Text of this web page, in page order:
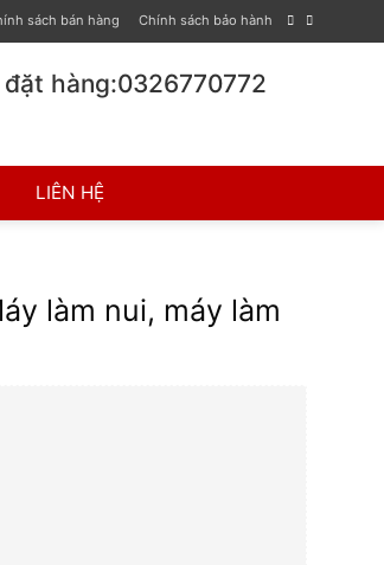
sách bán hàng Chính sách bảo hành
hàng:0326770772
LIÊN HỆ
làm nui, máy làm